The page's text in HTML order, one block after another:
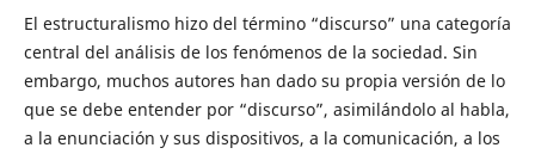
El estructuralismo hizo del término “discurso” una categoría
central del análisis de los fenómenos de la sociedad. Sin
embargo, muchos autores han dado su propia versión de lo
que se debe entender por “discurso”, asimilándolo al habla,
a la enunciación y sus dispositivos, a la comunicación, a los